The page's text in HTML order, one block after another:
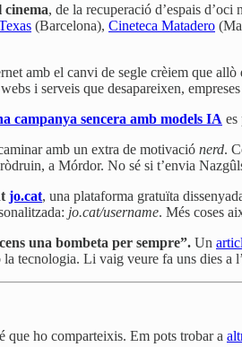
cinema, de la recuperació d’espais
(Barcelona), Cineteca Matadero
amb el canvi de segle crèiem que
i serveis que desapareixen,
campanya sencera amb models IA es
amb un extra de motivació nerd.
a Mórdor. No sé si t’envia
jo.cat, una plataforma gratuïta
jo.cat/username. Més coses
una bombeta per sempre”. Un
tecnologia. Li vaig veure fa uns dies a l’
que ho comparteixis. Em pots trobar a